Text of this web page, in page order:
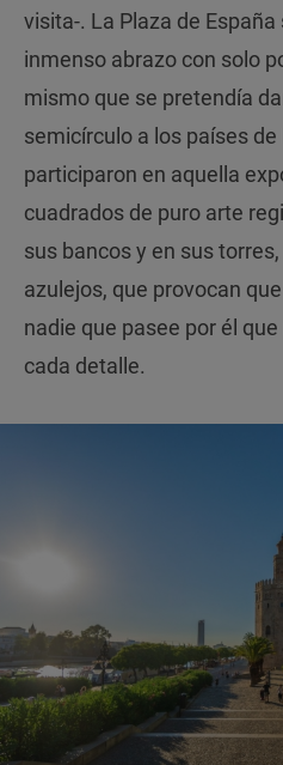
visita-. La Plaza de
inmenso abrazo con solo
mismo que se pretendía
semicírculo a los países
participaron en aquella
cuadrados de puro arte
sus bancos y en sus
azulejos, que provocan
nadie que pasee por él
cada detalle.